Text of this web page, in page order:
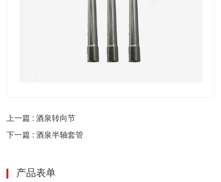
上一篇 : 酒泉转向节
下一篇 : 酒泉半轴套管
产品表单